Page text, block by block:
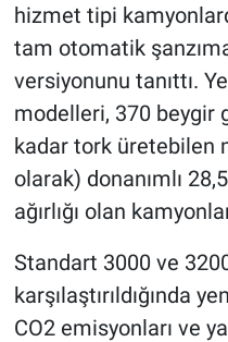
hizmet tipi
tam otomatik
versiyonunu tanıttı.
modelleri, 370 beygir
kadar tork üretebilen
olarak) donanımlı
ağırlığı olan
Standart 3000 ve
karşılaştırıldığında
CO2 emisyonları ve